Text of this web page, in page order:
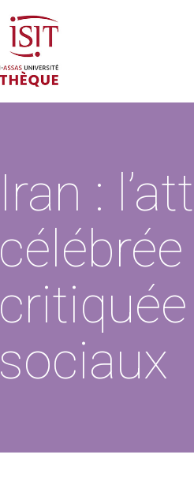
Iran :
sociaux